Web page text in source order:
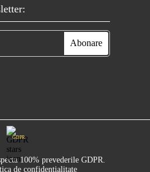
GDPR
100% prevederile GDPR.
de confidentialitate